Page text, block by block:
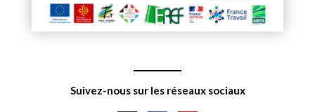
Suivez-nous sur les réseaux sociaux